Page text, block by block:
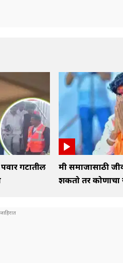
गटातील
मी समाजासाठी
शकतो तर